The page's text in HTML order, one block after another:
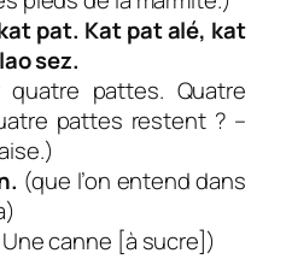
pat. Kat pat alé, kat
sez.
pattes. Quatre
pattes restent ? –
(que l’on entend dans
Une canne [à sucre])